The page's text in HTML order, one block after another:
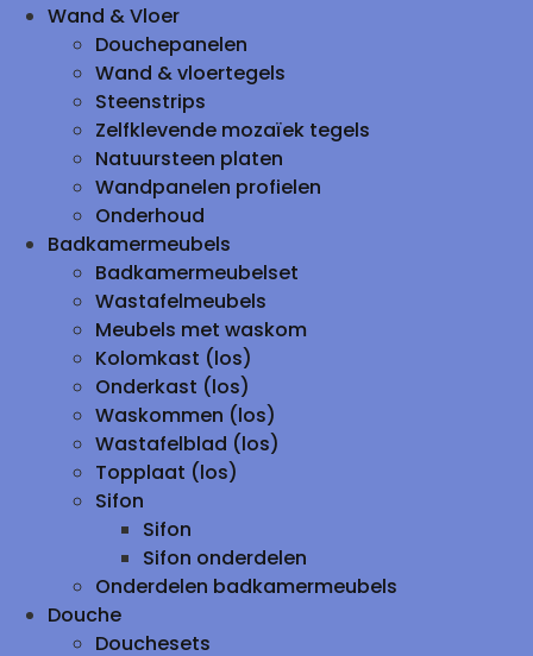
Wand & Vloer
Douchepanelen
Wand & vloertegels
Steenstrips
Zelfklevende mozaïek tegels
Natuursteen platen
Wandpanelen profielen
Onderhoud
Badkamermeubels
Badkamermeubelset
Wastafelmeubels
Meubels met waskom
Kolomkast (los)
Onderkast (los)
Waskommen (los)
Wastafelblad (los)
Topplaat (los)
Sifon
Sifon
Sifon onderdelen
Onderdelen badkamermeubels
Douche
Douchesets